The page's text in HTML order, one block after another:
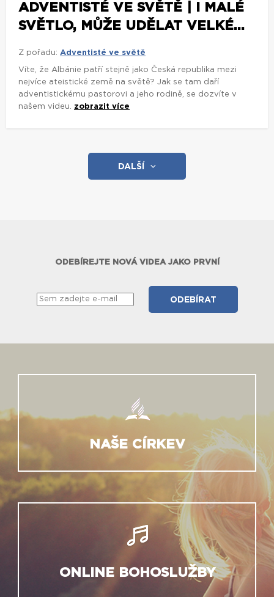
ADVENTISTÉ VE SVĚTĚ | I MALÉ
SVĚTLO, MŮŽE UDĚLAT VELKÉ...
Z pořadu: Adventisté ve světě
Víte, že Albánie patří stejně jako Česká republika mezi
nejvíce ateistické země na světě? Jak se tam daří
adventistickému pastorovi a jeho rodině, se dozvíte v
našem videu. zobrazit více
DALŠÍ
ODEBÍREJTE NOVÁ VIDEA JAKO PRVNÍ
NAŠE CÍRKEV
ONLINE BOHOSLUŽBY